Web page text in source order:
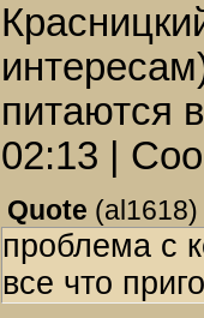
питаются
02:13 |
Quote (al1618)
проблема с
все что